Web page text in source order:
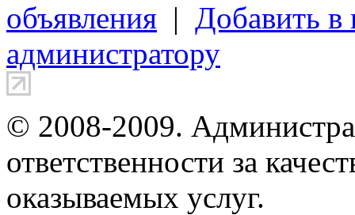
объявления | Добавить в
администратору
© 2008-2009.
ответственности за
оказываемых услуг.